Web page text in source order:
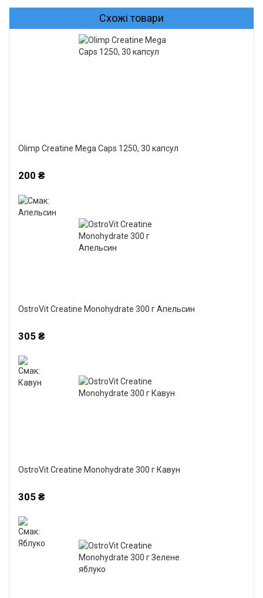
Схожі товари
Olimp Creatine Mega Caps 1250, 30 капсул
200 ₴
OstroVit Creatine Monohydrate 300 г Апельсин
305 ₴
OstroVit Creatine Monohydrate 300 г Кавун
305 ₴